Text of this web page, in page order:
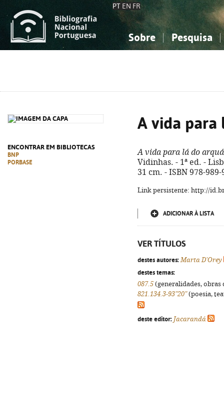
PT EN FR
Sobre Pesquisa
ENCONTRAR EM BIBLIOTECAS
BNP
PORBASE
A vida para
A vida para lá do
Vidinhas. - 1ª ed. -
31 cm. - ISBN 978-989-
Link persistente: http://
ADICIONAR À LISTA
VER TÍTULOS
destes autores: Marta D'Orey
destes temas:
087.5 (generalidades,
821.134.3-93"20"(poesia,
deste editor: Jacarandá